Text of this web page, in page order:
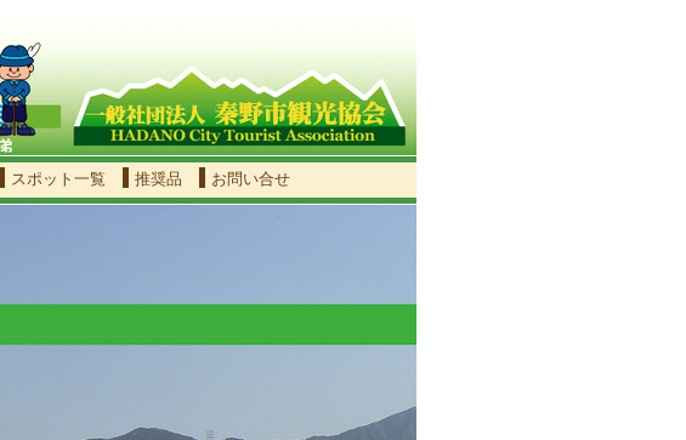
スポット一覧 推奨品 お問い合せ